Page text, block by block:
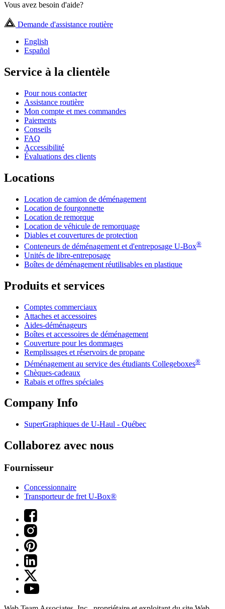
Vous avez besoin d'aide?
Demande d'assistance routière
English
Español
Service à la clientèle
Pour nous contacter
Assistance routière
Mon compte et mes commandes
Paiements
Conseils
FAQ
Accessibilité
Évaluations des clients
Locations
Location de camion de déménagement
Location de fourgonnette
Location de remorque
Location de véhicule de remorquage
Diables et couvertures de protection
Conteneurs de déménagement et d'entreposage U-Box®
Unités de libre-entreposage
Boîtes de déménagement réutilisables en plastique
Produits et services
Comptes commerciaux
Attaches et accessoires
Aides-déménageurs
Boîtes et accessoires de déménagement
Couverture pour les dommages
Remplissages et réservoirs de propane
Déménagement au service des étudiants Collegeboxes®
Chèques-cadeaux
Rabais et offres spéciales
Company Info
SuperGraphiques de U-Haul - Québec
Collaborez avec nous
Fournisseur
Concessionnaire
Transporteur de fret U-Box®